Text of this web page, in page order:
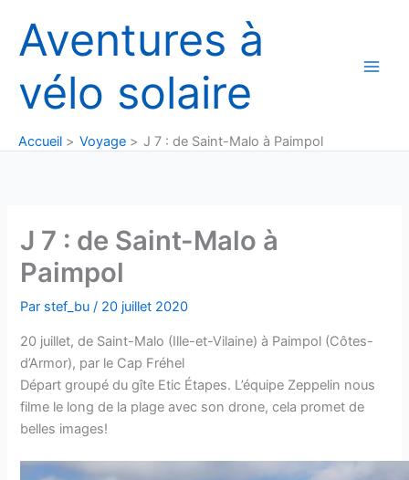
contenu
Aventures à
vélo solaire
Accueil Voyage J 7 : de Saint-Malo à Paimpol
J 7 : de Saint-Malo à
Paimpol
Par stef_bu/ 20 juillet 2020
20 juillet, de Saint-Malo (Ille-et-Vilaine) à Paimpol (Côtes-
d’Armor), par le Cap Fréhel
Départ groupé du gîte Etic Étapes. L’équipe Zeppelin nous
filme le long de la plage avec son drone, cela promet de
belles images!